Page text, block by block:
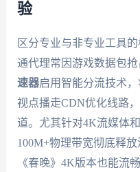
验
区分专业与非专业工具
通代理常因游戏数据包抢
速器启用智能分流技术
视点播走CDN优化线路
道。尤其针对4K流媒体
100M+物理带宽彻底释
《春晚》4K版本也能流